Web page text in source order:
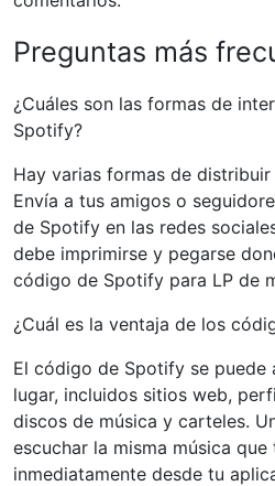
Preguntas más
¿Cuáles son las formas de
Spotify?
Hay varias formas de
Envía a tus amigos o
de Spotify en las redes
debe imprimirse y pegarse
código de Spotify para LP de
¿Cuál es la ventaja de los
El código de Spotify se puede
lugar, incluidos sitios web,
discos de música y carteles.
escuchar la misma música que
inmediatamente desde tu